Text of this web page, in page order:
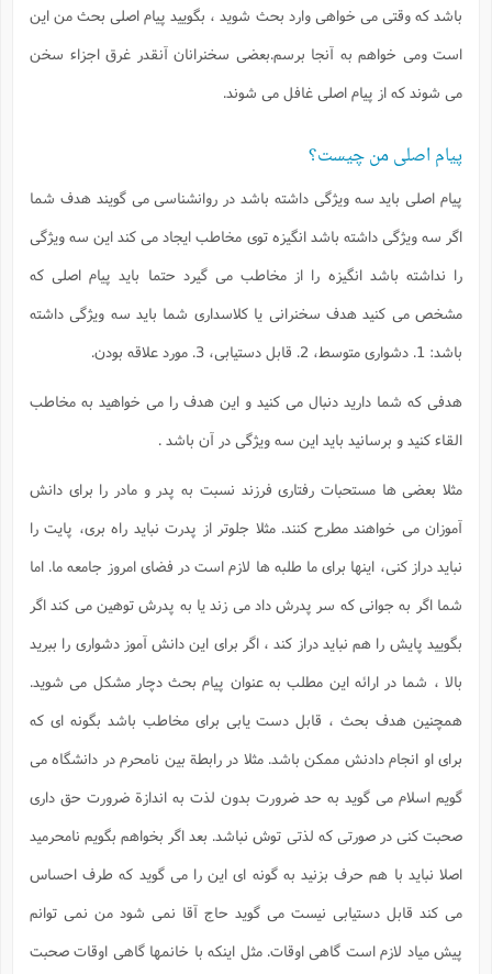
باشد که وقتی می خواهی وارد بحث شوید ، بگویید پیام اصلی بحث من این
است ومی خواهم به آنجا برسم.بعضی سخنرانان آنقدر غرق اجزاء سخن
می شوند که از پیام اصلی غافل می شوند.
پیام اصلی من چیست؟
پیام اصلی باید سه ویژگی داشته باشد در روانشناسی می گویند هدف شما
اگر سه ویژگی داشته باشد انگیزه توی مخاطب ایجاد می کند این سه ویژگی
را نداشته باشد انگیزه را از مخاطب می گیرد حتما باید پیام اصلی که
مشخص می کنید هدف سخنرانی یا کلاسداری شما باید سه ویژگی داشته
باشد: 1. دشواری متوسط، 2. قابل دستیابی، 3. مورد علاقه بودن.
هدفی که شما دارید دنبال می کنید و این هدف را می خواهید به مخاطب
القاء کنید و برسانید باید این سه ویژگی در آن باشد .
مثلا بعضی ها مستحبات رفتاری فرزند نسبت به پدر و مادر را برای دانش
آموزان می خواهند مطرح کنند. مثلا جلوتر از پدرت نباید راه بری، پایت را
نباید دراز کنی، اینها برای ما طلبه ها لازم است در فضای امروز جامعه ما. اما
شما اگر به جوانی که سر پدرش داد می زند یا به پدرش توهین می کند اگر
بگویید پایش را هم نباید دراز کند ، اگر برای این دانش آموز دشواری را ببرید
بالا ، شما در ارائه این مطلب به عنوان پیام بحث دچار مشکل می شوید.
همچنین هدف بحث ، قابل دست یابی برای مخاطب باشد بگونه ای که
برای او انجام دادنش ممکن باشد. مثلا در رابطة بین نامحرم در دانشگاه می
گویم اسلام می گوید به حد ضرورت بدون لذت به اندازة ضرورت حق داری
صحبت کنی در صورتی که لذتی توش نباشد. بعد اگر بخواهم بگویم نامحرمید
اصلا نباید با هم حرف بزنید به گونه ای این را می گوید که طرف احساس
می کند قابل دستیابی نیست می گوید حاج آقا نمی شود من نمی توانم
پیش میاد لازم است گاهی اوقات. مثل اینکه با خانمها گاهی اوقات صحبت